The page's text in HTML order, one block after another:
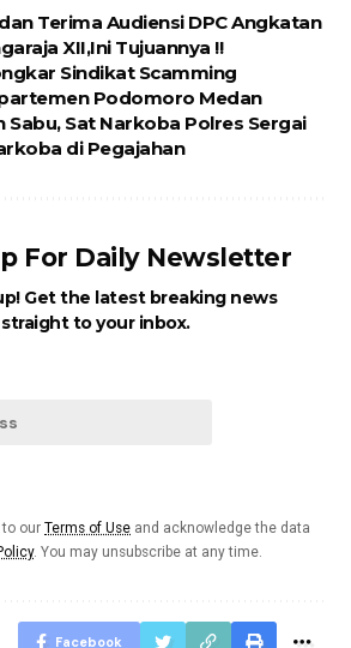
Terima Audiensi DPC Angkatan
XII,Ini Tujuannya !!
Sindikat Scamming
Podomoro Medan
Sabu, Sat Narkoba Polres Sergai
di Pegajahan
For Daily Newsletter
Get the latest breaking news
to your inbox.
to our Terms of Use and acknowledge the data
. You may unsubscribe at any time.
Facebook